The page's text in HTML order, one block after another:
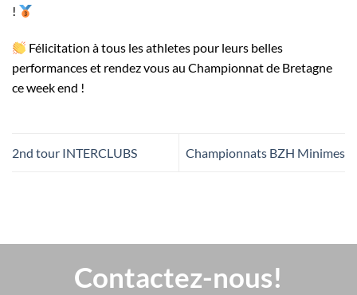
!
Félicitation à tous les athletes pour leurs belles
performances et rendez vous au Championnat de Bretagne
ce week end !
2nd tour INTERCLUBS Championnats BZH Minimes
Contactez-nous!